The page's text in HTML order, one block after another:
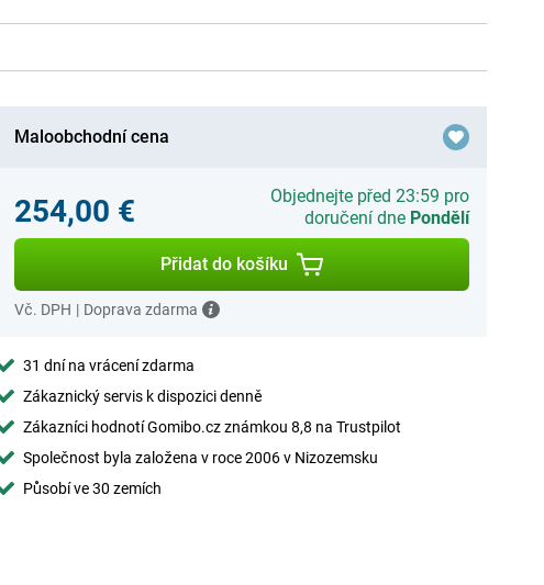
Maloobchodní cena
254,00 €
Objednejte před 23:59 pro
doručení dne Pondělí
Přidat do košíku
Vč. DPH | Doprava zdarma
31 dní na vrácení zdarma
Zákaznický servis k dispozici denně
Zákazníci hodnotí Gomibo.cz známkou 8,8 na Trustpilot
Společnost byla založena v roce 2006 v Nizozemsku
Působí ve 30 zemích